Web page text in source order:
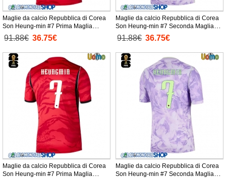
Maglie da calcio Repubblica di Corea
Son Heung-min #7 Prima Maglia
Bambino Mondiali 2026 Manica Corta
+ Pantaloni corti)
91.88€ 36.75€
Maglie da calcio Repubblica di Corea
Son Heung-min #7 Seconda Maglia
Bambino Mondiali 2026 Manica Corta
+ Pantaloni corti)
91.88€ 36.75€
Maglie da calcio Repubblica di Corea
Son Heung-min #7 Prima Maglia
Maglie da calcio Repubblica di Corea
Son Heung-min #7 Seconda Maglia